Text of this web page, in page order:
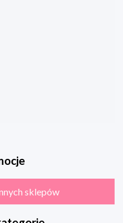
sklepów